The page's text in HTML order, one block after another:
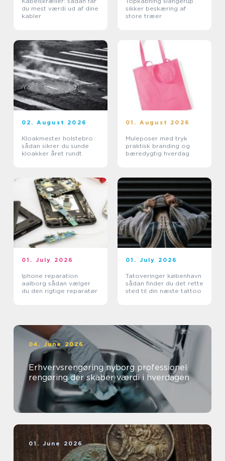
du mest værdi ud af dine
kabler
sikker beskæring af
store træer
02. August 2026
Kloakmester holstebro
sådan sikrer du sunde
kloakker året rundt
01. August 2026
Muleposer med tryk
praktisk branding og
bæredygtig hverdag
01. July 2026
Iphone reparation
aalborg sådan vælger
du den rigtige reparatør
01. July 2026
Tatoveringer københavn
sådan finder du det rette
sted til din næste tattoo
04. June 2026
Erhvervsrengøring nyborg professionel
rengøring der skaber værdi i hverdagen
01. June 2026